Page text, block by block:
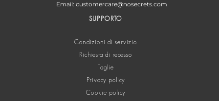
Email: customercare@nosecrets.com
SUPPORTO
Condizioni di servizio
Richiesta di recesso
Taglie
Privacy policy
Cookie policy